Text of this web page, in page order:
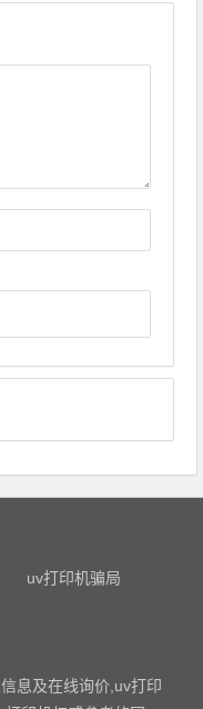
uv打印机骗局
息及在线询价,uv打印